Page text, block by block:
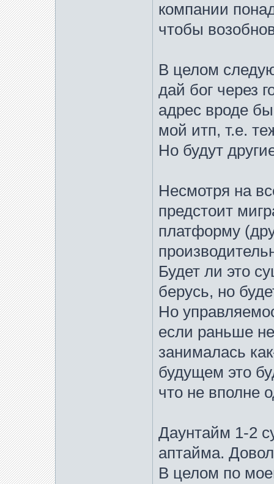
компании
чтобы
В целом
дай бог через
адрес вроде
мой итп, т.е.
Но будут
Несмотря на
предстоит
платформу
Будет ли это
берусь, но
Но
если раньше
занималась
будущем это
что не вполне
Даунтайм 1-2
аптайма.
В целом по